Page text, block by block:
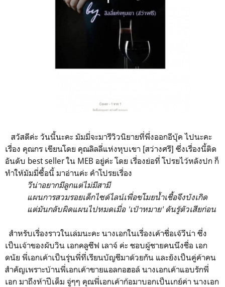
สวัสดีค่ะ วันนี้นะคะ มัมมี่จะมารีวิวนิยายที่พึ่งออกอีบุ๊ค ไปนะคะ
เรื่อง คุณกร เขียนโดย คุณลิลลี่แห่งหุบเขา [สว่างศรี] ซึ่งเรื่องนี้ติด
อันดับ best seller ใน MEB อยู่ค่ะ โดย เรื่องย่อที่ โปรยไว้หลังปก ก็
ทำให้มัมมี่ซื้อนี้ มาอ่านค่ะ คำโปรยเรื่อง
วีน่าอยากมีลูกแต่ไม่มีสามี
แผนการสวมรอยเด็กไซด์ไลน์เพื่อขโมยน้ำเชื้อจึงบังเกิด
แต่มันกลับผิดแผนไปหมดเมื่อ 'เป้าหมาย' ดันรู้ตัวเสียก่อน
สำหรับเรื่องราวในเล่มนะคะ นางเอกในเรื่องเค้าชื่อเจ้วีน่า ซึ่ง
เป็นเจ้าของผับวิน เอกคลูซีฟ เลาจ์ ค่ะ ชอบผู้ชายคนนึงชื่อ เอก
ดนัย พี่เอกเค้าเป็นรุ่นพี่ที่เรียนบัญชีมาด้วยกัน และยังเป็นคู่ค้าคน
สำคัญเพราะบ้านพี่เอกเค้าขายแอลกอฮอล์ นางเอกเค้าแอบรักพี่
เอก มาถึงห้าปีเต็ม จู่ๆๆ คุณพี่เอกเค้าก้อมาบอกเป็นเกย์ค่า นางเอก